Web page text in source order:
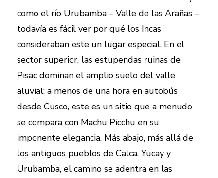
como el río Urubamba – Valle de las Arañas –
todavía es fácil ver por qué los Incas
consideraban este un lugar especial. En el
sector superior, las estupendas ruinas de
Pisac dominan el amplio suelo del valle
aluvial: a menos de una hora en autobús
desde Cusco, este es un sitio que a menudo
se compara con Machu Picchu en su
imponente elegancia. Más abajo, más allá de
los antiguos pueblos de Calca, Yucay y
Urubamba, el camino se adentra en las